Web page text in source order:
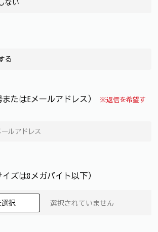
ない
る
たはEメールアドレス）
※返信を希望す
ズは8メガバイト以下）
選択 選択されていません